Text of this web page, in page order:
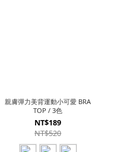
親膚彈力美背運動小可愛 BRA
TOP / 3色
NT$189
NT$520